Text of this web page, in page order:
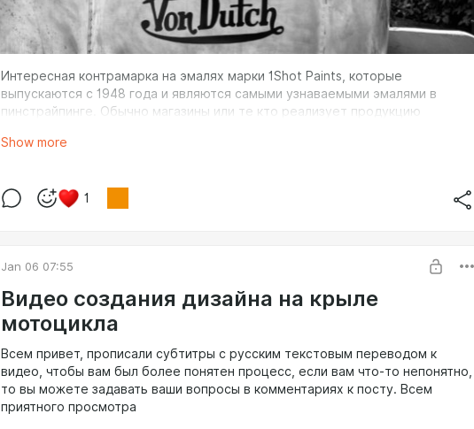
Интересная контрамарка на эмалях марки 1Shot Paints, которые
выпускаются с 1948 года и являются самыми узнаваемыми эмалями в
пинстрайпинге. Обычно магазины или те кто реализует продукцию
данном случае
Show more
1
Jan 06 07:55
Видео создания дизайна на крыле
мотоцикла
Всем привет, прописали субтитры с русским текстовым переводом к
видео, чтобы вам был более понятен процесс, если вам что-то непонятно,
то вы можете задавать ваши вопросы в комментариях к посту. Всем
приятного просмотра